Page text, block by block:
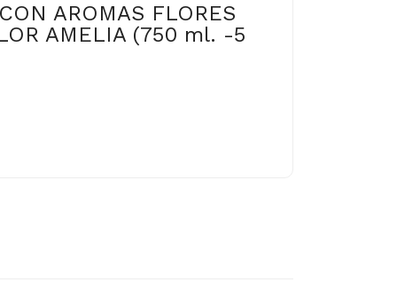
AROMAS FLORES
AMELIA (750 ml. -5